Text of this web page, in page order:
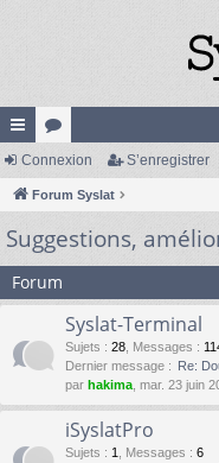
cc
ès
ra
pi
de
or
u
m
s
Connexion S’enregistrer
Forum Syslat
Suggestions,
Forum
Syslat-Terminal
Sujets : 28 Messages :
Dernier message : Re:
par hakima , mar. 23 juin
iSyslatPro
Sujets : 1 Messages : 6